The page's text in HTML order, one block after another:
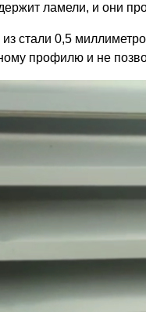
ламели, и они
стали 0,5
профилю и не